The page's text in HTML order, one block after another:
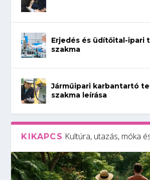
Erjedés és üdítőital-ipari
szakma
Járműipari karbantartó
szakma leírása
KIKAPCS Kultúra, utazás, móka